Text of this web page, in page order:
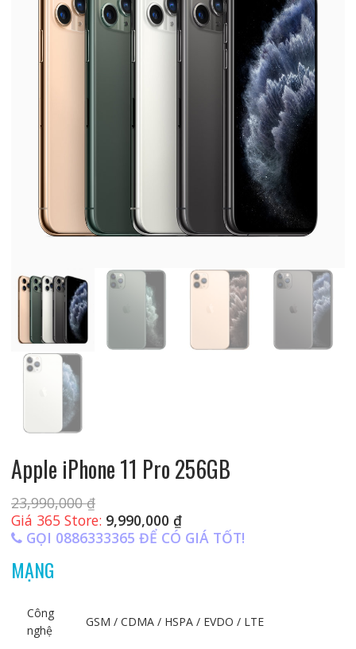
Apple iPhone 11 Pro 256GB
23,990,000₫
Giá 365 Store: 9,990,000 ₫
GỌI 0886333365 ĐỂ CÓ GIÁ TỐT!
MẠNG
Công
nghệ
GSM / CDMA / HSPA / EVDO / LTE